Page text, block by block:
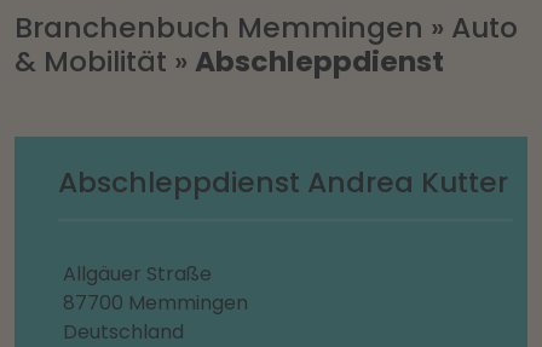
Branchenbuch Memmingen » Auto
& Mobilität » Abschleppdienst
Abschleppdienst Andrea Kutter
Allgäuer Straße
87700 Memmingen
Deutschland